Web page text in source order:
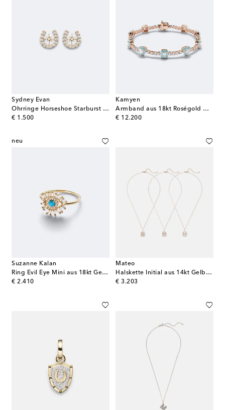
Sydney Evan
Ohrringe Horseshoe Starburst aus 14kt Gelbgold mit Diamanten
€ 1.500
original price
Kamyen
Armband aus 18kt Roségold mit Emaille und Diamanten
€ 12.200
original price
neu
Suzanne Kalan
Ring Evil Eye Mini aus 18kt Gelbgold mit Diamanten und Türkis
€ 2.410
original price
Mateo
Halskette Initial aus 14kt Gelbgold mit Diamanten und Quarz
€ 3.203
original price